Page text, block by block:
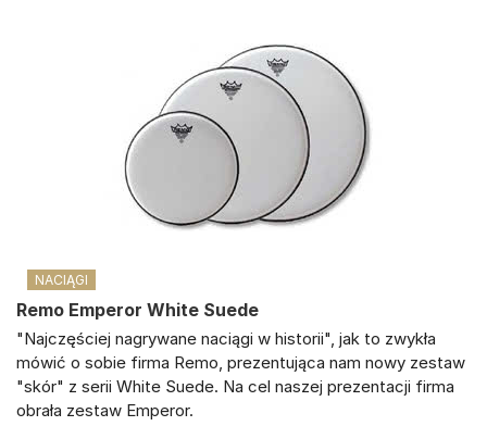
NACIĄGI
Remo Emperor White Suede
"Najczęściej nagrywane naciągi w historii", jak to zwykła
mówić o sobie firma Remo, prezentująca nam nowy zestaw
"skór" z serii White Suede. Na cel naszej prezentacji firma
obrała zestaw Emperor.